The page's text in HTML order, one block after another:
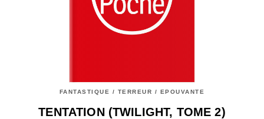
FANTASTIQUE / TERREUR / EPOUVANTE
TENTATION (TWILIGHT, TOME 2)